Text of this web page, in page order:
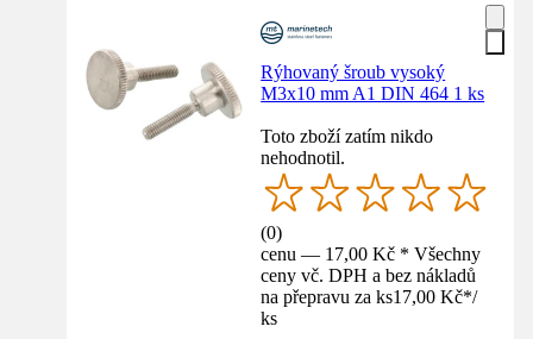
Rýhovaný šroub vysoký
M3x10 mm A1 DIN 464 1 ks
Toto zboží zatím nikdo
nehodnotil.
(0)
cenu — 17,00 Kč * Všechny
ceny vč. DPH a bez nákladů
na přepravu za ks17,00 Kč*/
ks